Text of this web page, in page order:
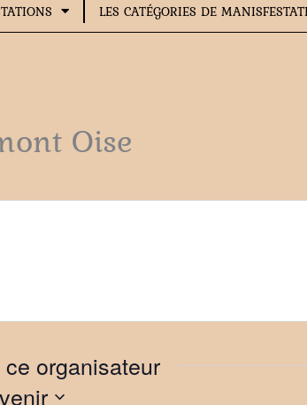
LES CATÉGORIES DE
Oise
organisateur